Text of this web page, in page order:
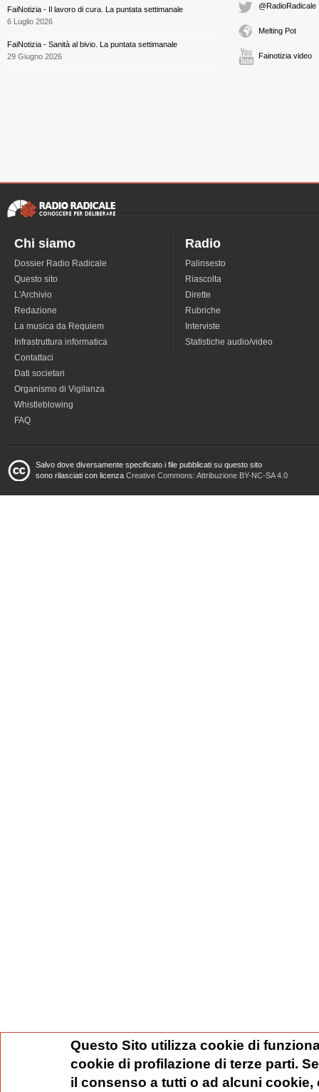
FaiNotizia - Il lavoro di cura. La puntata settimanale
6 Luglio 2026
FaiNotizia - Sanità al bivio. La puntata settimanale
29 Giugno 2026
@RadioRadicale
Melting Pot
Fainotizia video
Chi siamo
Dossier Radio Radicale
Questo sito
L'Archivio
Redazione
La musica da Requiem
Infrastruttura informatica
Contattaci
Dati societari
Organismo di Vigilanza
Whistleblowing
FAQ
Radio
Palinsesto
Riascolta
Dirette
Rubriche
Interviste
Statistiche audio/video
Salvo dove diversamente specificato i file pubblicati su questo sito
sono rilasciati con licenza Creative Commons: Attribuzione BY-NC-SA 4.0
Questo Sito utilizza cookie di
cookie di profilazione di terze parti.
il consenso a tutti o ad alcuni